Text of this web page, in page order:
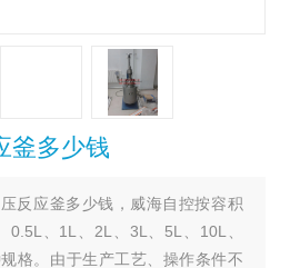
釜多少钱
反应釜多少钱，威海自控按容积
0.5L、1L、2L、3L、5L、10L、
格。由于生产工艺、操作条件不